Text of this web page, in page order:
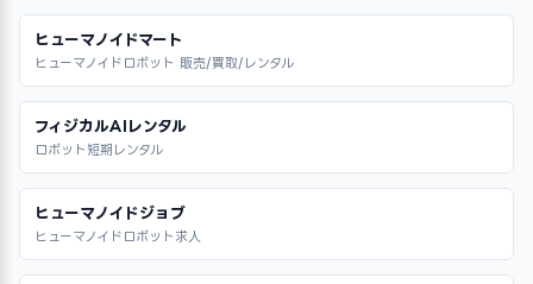
ヒューマノイドマート
ヒューマノイドロボット 販売/買取/レンタル
フィジカルAIレンタル
ロボット短期レンタル
ヒューマノイドジョブ
ヒューマノイドロボット求人